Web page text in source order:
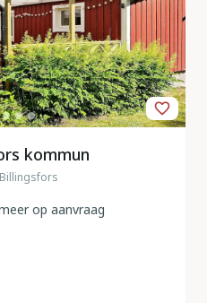
kommun
op aanvraag